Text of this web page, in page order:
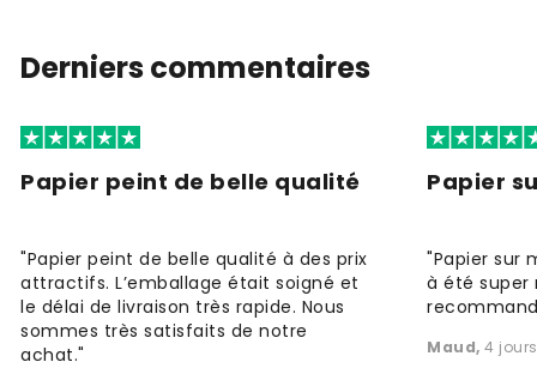
Derniers commentaires
Papier peint de belle qualité
"Papier peint de belle qualité à des prix
attractifs. L’emballage était soigné et
le délai de livraison très rapide. Nous
sommes très satisfaits de notre
achat."
Papier
"Papier sur
à été super
Maud, 4